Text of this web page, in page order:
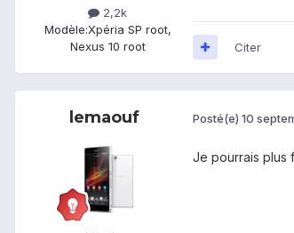
2,2k
Modèle:Xpéria SP root,
Nexus 10 root
Citer
lemaouf Posté(e) 10
Je pourrais plus